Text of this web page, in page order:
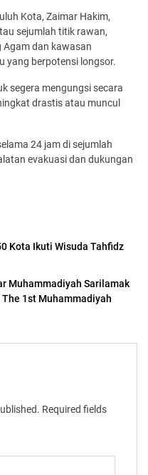
Kota, Zaimar Hakim,
sejumlah titik rawan,
dan kawasan
yang berpotensi longsor.
segera mengungsi secara
drastis atau muncul
24 jam di sejumlah
evakuasi dan dukungan
Kota Ikuti Wisuda Tahfidz
Muhammadiyah Sarilamak
1st Muhammadiyah
Required fields